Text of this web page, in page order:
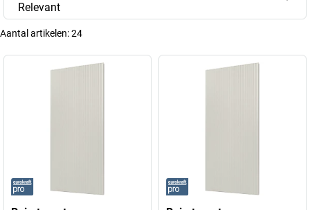
Relevant
Aantal artikelen:24